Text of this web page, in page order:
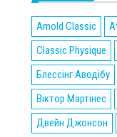
Arnold Classic
Classic Physique
Блессінг Аводібу
Віктор Мартінес
Двейн Джонсон